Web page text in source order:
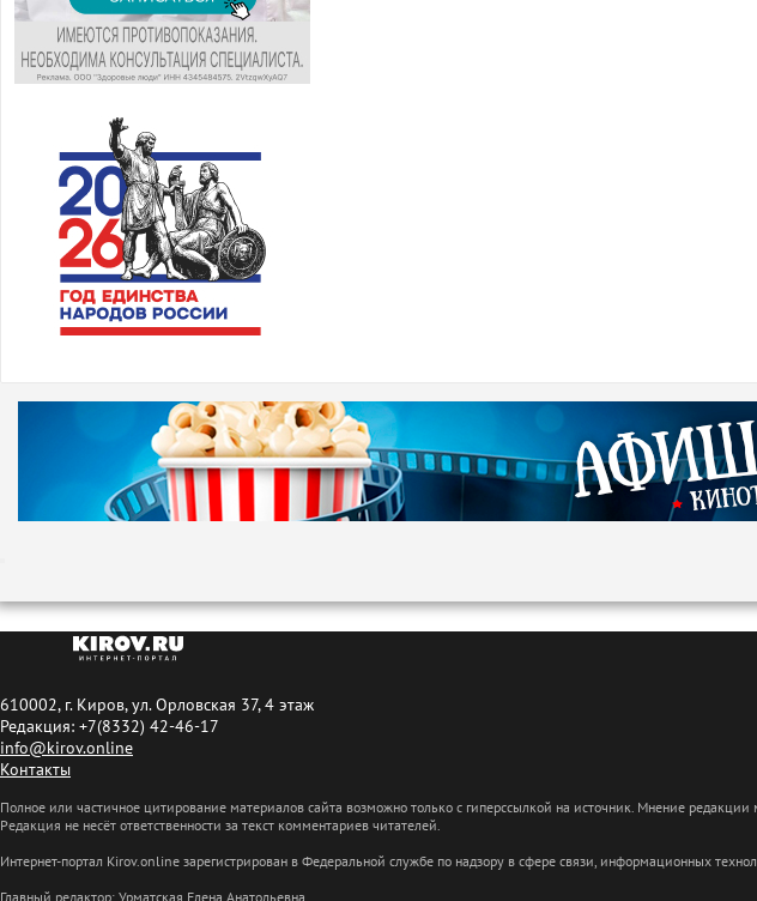
610002, г. Киров, ул. Орловская 37, 4 этаж
Редакция: +7(8332) 42-46-17
info@kirov.online
Контакты
Полное или частичное цитирование материалов сайта возможно только с гиперссылкой на источник. Мнение
Редакция не несёт ответственности за текст комментариев читателей.
Интернет-портал Kirov.online зарегистрирован в Федеральной службе по надзору в сфере связи, информационных
Главный редактор: Урматская Елена Анатольевна